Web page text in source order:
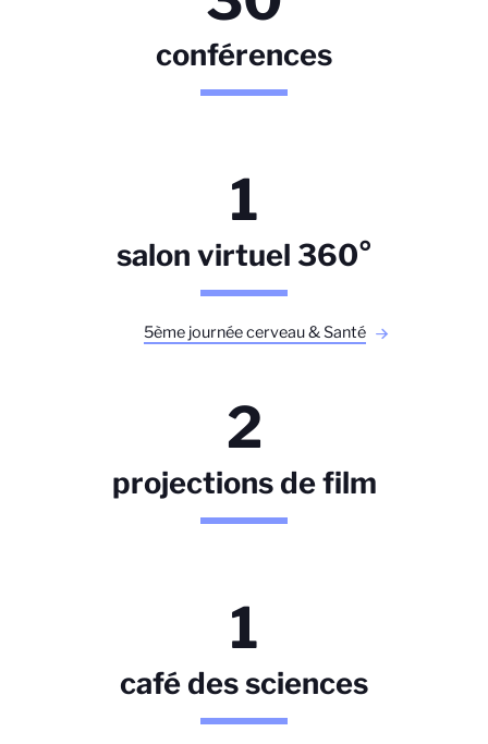
conférences
1
salon virtuel 360°
5ème journée cerveau & Santé
2
projections de film
1
café des sciences